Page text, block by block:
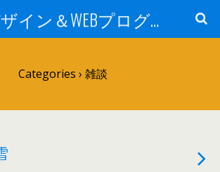
WEBデザイン＆WEBプログラミング -sei2の日記-
Categories › 雑談